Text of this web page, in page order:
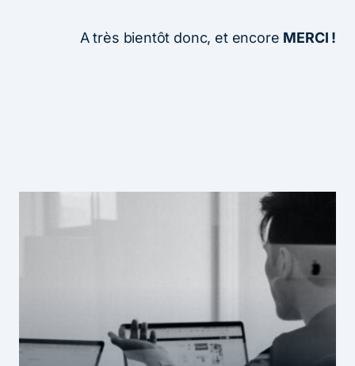
A très bientôt donc, et encore MERCI !